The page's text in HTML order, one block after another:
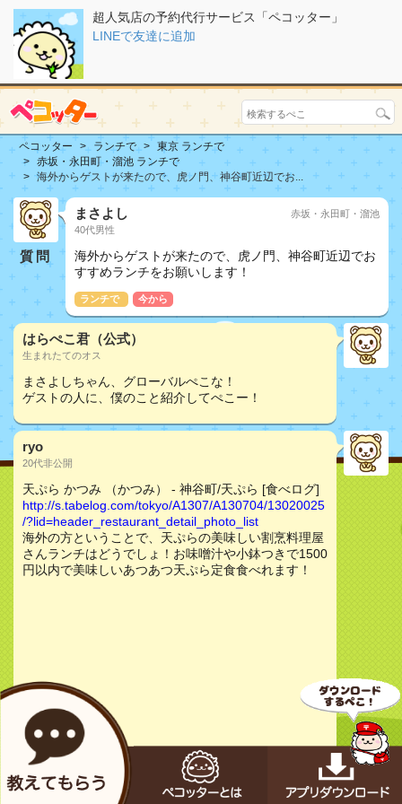
超人気店の予約代行サービス「ペコッター」
LINEで友達に追加
ペコッター ランチで
東京 ランチで
赤坂・永田町・溜池 ランチで
海外からゲストが来たので、虎ノ門、神谷町近辺でお...
質問
まさよし
40代男性
赤坂・永田町・溜池
海外からゲストが来たので、虎ノ門、神谷町近辺でお
すすめランチをお願いします！
ランチで 今から
はらぺこ君（公式）
生まれたてのオス
まさよしちゃん、グローバルぺこな！
ゲストの人に、僕のこと紹介してぺこー！
ryo
20代非公開
天ぷら かつみ （かつみ） - 神谷町/天ぷら [食べログ]
http://s.tabelog.com/tokyo/A1307/A130704/13020025
/?lid=header_restaurant_detail_photo_list
海外の方ということで、天ぷらの美味しい割烹料理屋
さんランチはどうでしょ！お味噌汁や小鉢つきで1500
円以内で美味しいあつあつ天ぷら定食食べれます！
お店をチェック